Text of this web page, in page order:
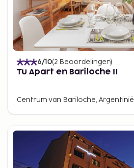
6/10(2 Beoordelingen)
Tu Apart en Bariloche II
Centrum van Bariloche, Argentinië